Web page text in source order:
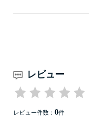
レビュー
レビュー件数： 0件